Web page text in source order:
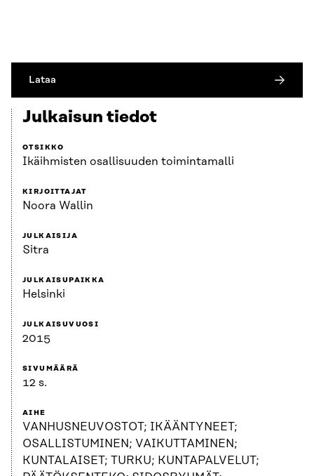
Lataa
Julkaisun tiedot
OTSIKKO
Ikäihmisten osallisuuden toimintamalli
KIRJOITTAJAT
Noora Wallin
JULKAISIJA
Sitra
JULKAISUPAIKKA
Helsinki
JULKAISUVUOSI
2015
SIVUMÄÄRÄ
12 s.
AIHE
VANHUSNEUVOSTOT; IKÄÄNTYNEET;
OSALLISTUMINEN; VAIKUTTAMINEN;
KUNTALAISET; TURKU; KUNTAPALVELUT;